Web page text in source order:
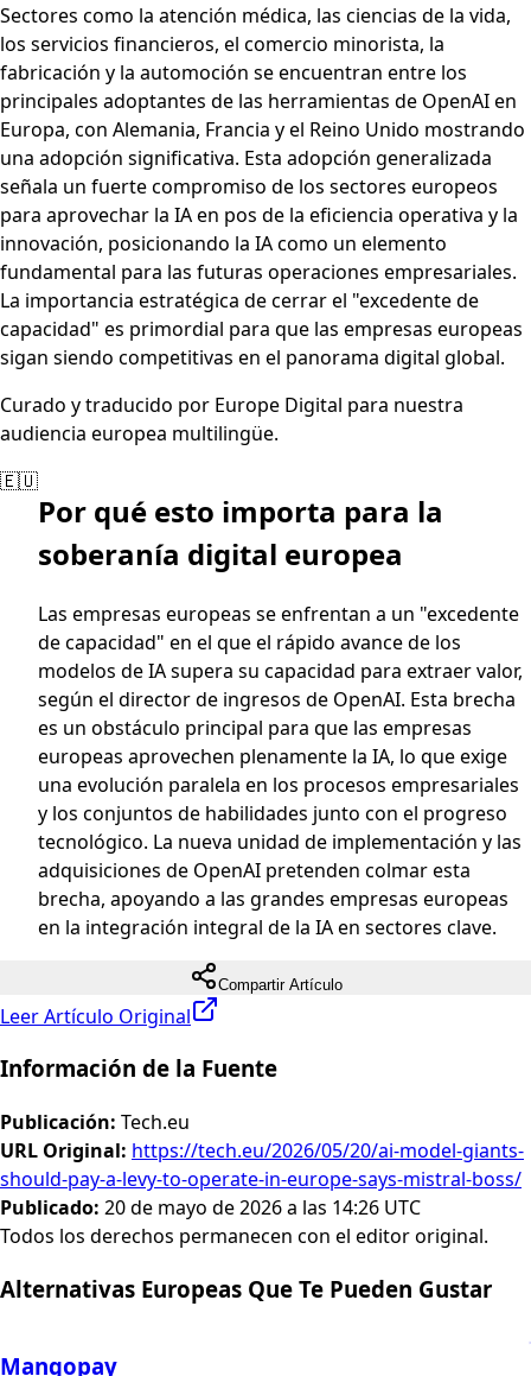
Sectores como la atención médica, las ciencias de la vida,
los servicios financieros, el comercio minorista, la
fabricación y la automoción se encuentran entre los
principales adoptantes de las herramientas de OpenAI en
Europa, con Alemania, Francia y el Reino Unido mostrando
una adopción significativa. Esta adopción generalizada
señala un fuerte compromiso de los sectores europeos
para aprovechar la IA en pos de la eficiencia operativa y la
innovación, posicionando la IA como un elemento
fundamental para las futuras operaciones empresariales.
La importancia estratégica de cerrar el "excedente de
capacidad" es primordial para que las empresas europeas
sigan siendo competitivas en el panorama digital global.
Curado y traducido por Europe Digital para nuestra
audiencia europea multilingüe.
🇪🇺
Por qué esto importa para la
soberanía digital europea
Las empresas europeas se enfrentan a un "excedente
de capacidad" en el que el rápido avance de los
modelos de IA supera su capacidad para extraer valor,
según el director de ingresos de OpenAI. Esta brecha
es un obstáculo principal para que las empresas
europeas aprovechen plenamente la IA, lo que exige
una evolución paralela en los procesos empresariales
y los conjuntos de habilidades junto con el progreso
tecnológico. La nueva unidad de implementación y las
adquisiciones de OpenAI pretenden colmar esta
brecha, apoyando a las grandes empresas europeas
en la integración integral de la IA en sectores clave.
Compartir Artículo
Leer Artículo Original
Información de la Fuente
Publicación: Tech.eu
URL Original: https://tech.eu/2026/05/20/ai-model-giants-
should-pay-a-levy-to-operate-in-europe-says-mistral-boss/
Publicado: 20 de mayo de 2026 a las 14:26 UTC
Todos los derechos permanecen con el editor original.
Alternativas Europeas Que Te Pueden Gustar
Mangopay